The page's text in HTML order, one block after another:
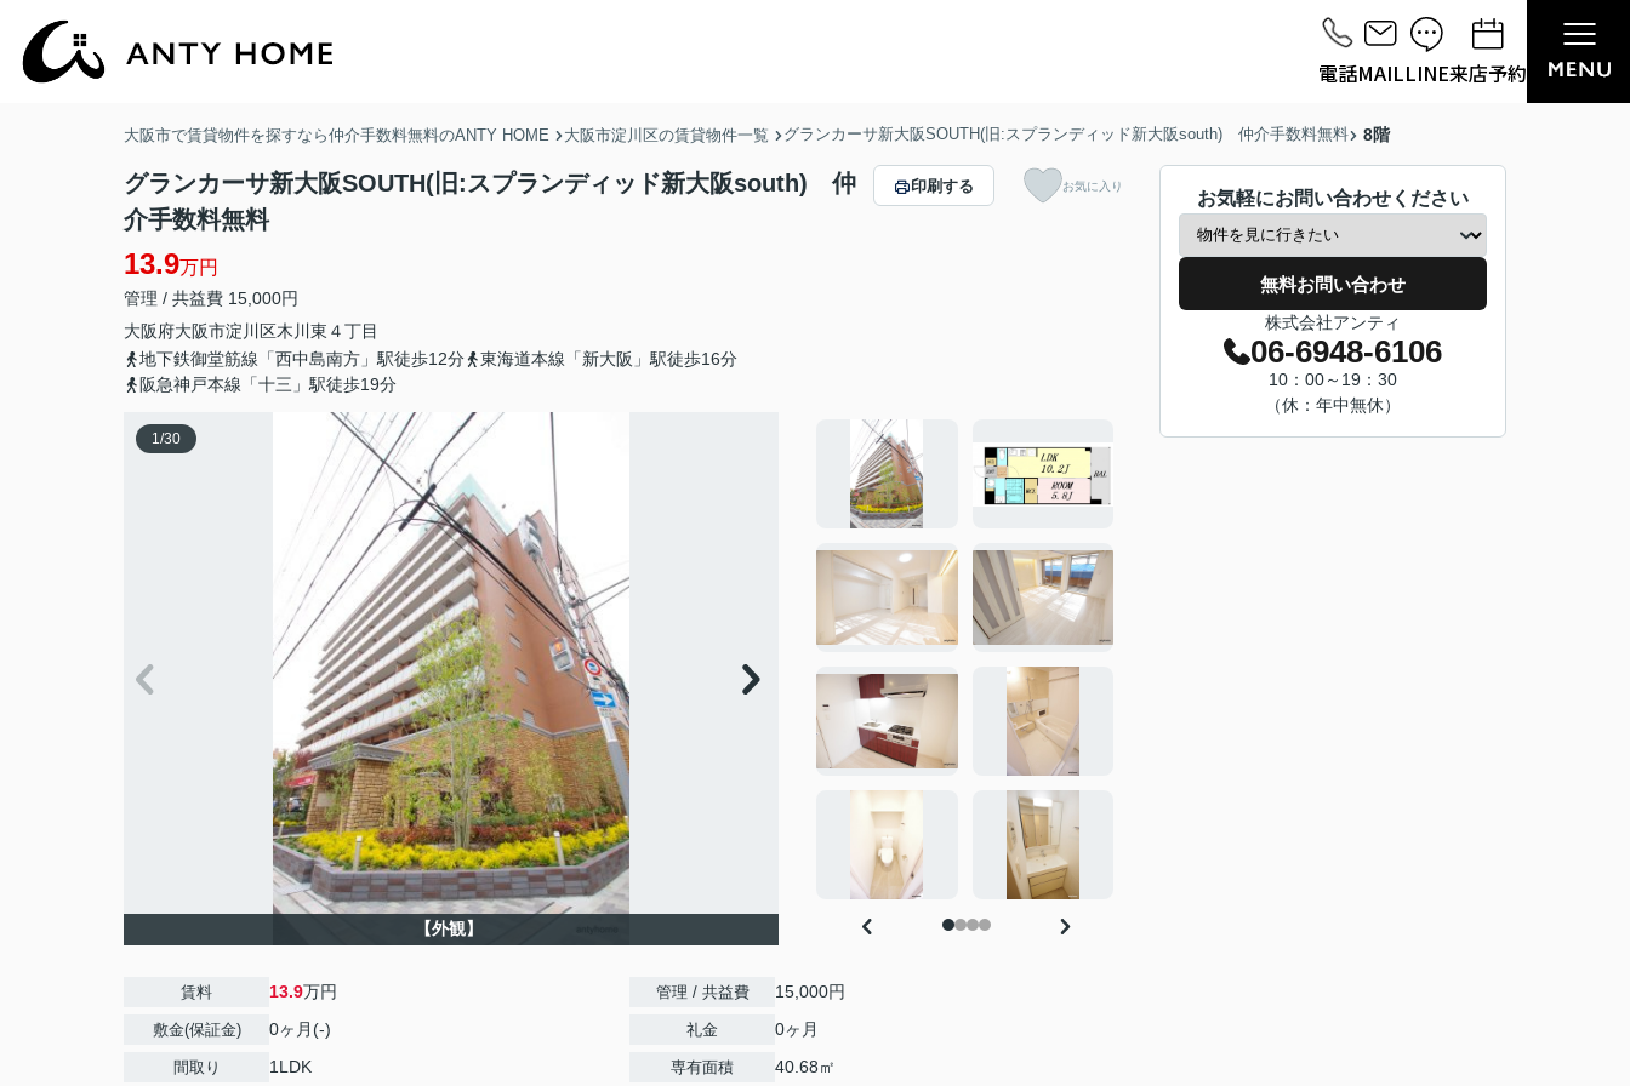
電話MAILLINE来店予約
大阪市で賃貸物件を探すなら仲介手数料無料のANTY HOME 大阪市淀川区の賃貸物件一覧 グランカーサ新大阪SOUTH(旧:スプランディッド新大阪south) 仲介手数料無料 8階
グランカーサ新大阪SOUTH(旧:スプランディッド新大阪south) 仲
介手数料無料
13.9万円
管理 / 共益費 15,000円
大阪府大阪市淀川区木川東 ４丁目
地下鉄御堂筋線「西中島南方」駅徒歩12分
東海道本線「新大阪」駅徒歩16分
阪急神戸本線「十三」駅徒歩19分
印刷する お気に入り
1/30
【外観】
賃料 13.9万円
敷金(保証金) 0ヶ月(-)
間取り 1LDK
管理 / 共益費 15,000円
礼金 0ヶ月
専有面積 40.68㎡
お気軽にお問い合わせください
無料お問い合わせ
株式会社アンティ
06-6948-6106
10：00～19：30
（休：年中無休）